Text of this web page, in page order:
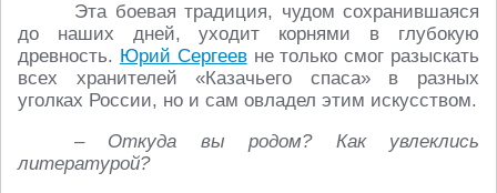
Эта боевая традиция, чудом сохранившаяся
до наших дней, уходит корнями в глубокую
древность. Юрий Сергеевне только смог разыскать
всех хранителей «Казачьего спаса» в разных
уголках России, но и сам овладел этим искусством.
– Откуда вы родом? Как увлеклись
литературой?